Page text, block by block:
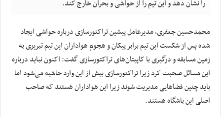
را نشان دهد و این تیم را از حواشی و بحران خارج کند.
محمدحسین جعفری، مدیرعامل پیشین تراکتورسازی درباره حواشی ایجاد
شده پس از شکست این تیم برابر پیکان و هجوم هواداران این تیم تبریزی به
زمین مسابقه و درگیری با کاپیتان‌های تراکتورسازی گفت: اکنون نباید درباره
این مسائل صحبت کرد زیرا تراکتورسازی بیش از این وارد حاشیه می‌شود اما
باید چنین فضاهایی مدیریت شوند زیرا این هواداران هستند که صاحب
اصلی این باشگاه هستند.